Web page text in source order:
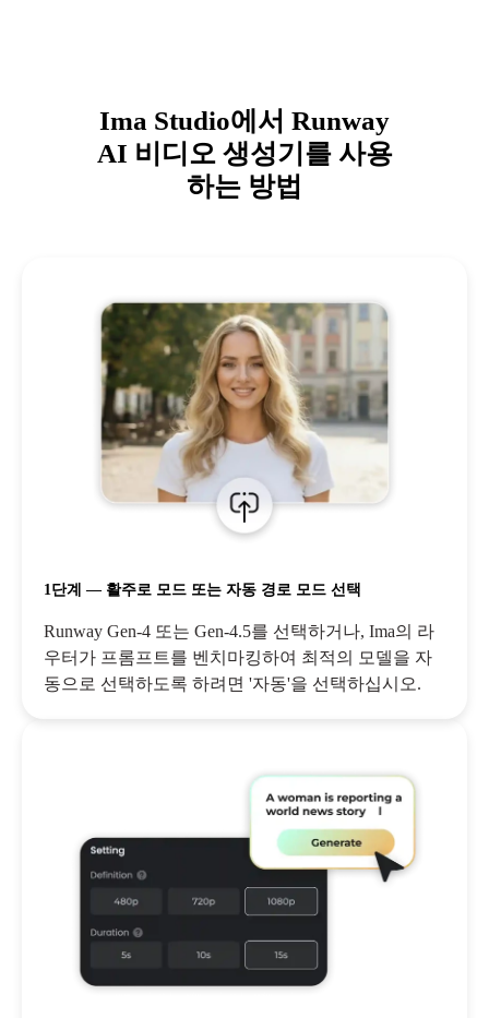
Ima Studio에서 Runway
AI 비디오 생성기를 사용
하는 방법
1단계 — 활주로 모드 또는 자동 경로 모드 선택
Runway Gen-4 또는 Gen-4.5를 선택하거나, Ima의 라
우터가 프롬프트를 벤치마킹하여 최적의 모델을 자
동으로 선택하도록 하려면 '자동'을 선택하십시오.